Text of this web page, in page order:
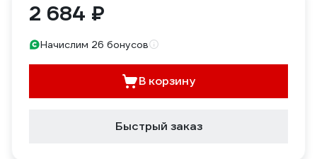
2 684 ₽
Начислим 26 бонусов
В корзину
Быстрый заказ